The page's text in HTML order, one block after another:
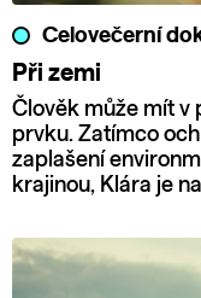
Celovečerní
Při zemi
Člověk může mít v
prvku. Zatímco
zaplašení
krajinou, Klára je